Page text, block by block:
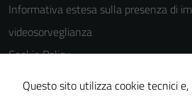
Informativa estesa sulla presenza di
videosorveglianza
Cookie Policy
Note legali
Questo sito utilizza cookie tecnici